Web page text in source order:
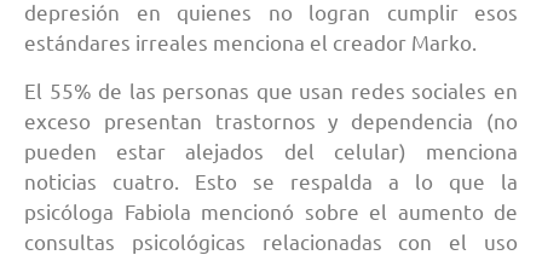
depresión en quienes no logran cumplir esos
estándares irreales menciona el creador Marko.
El 55% de las personas que usan redes sociales en
exceso presentan trastornos y dependencia (no
pueden estar alejados del celular) menciona
noticias cuatro. Esto se respalda a lo que la
psicóloga Fabiola mencionó sobre el aumento de
consultas psicológicas relacionadas con el uso